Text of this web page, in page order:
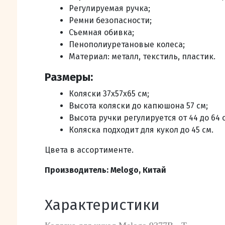
Регулируемая ручка;
Ремни безопасности;
Съемная обивка;
Пенополиуретановые колеса;
Материал: металл, текстиль, пластик.
Размеры:
Коляски 37х57х65 см;
Высота коляски до капюшона 57 см;
Высота ручки регулируется от 44 до 64
Коляска подходит для кукол до 45 см.
Цвета в ассортименте.
Производитель: Melogo, Китай
Характеристики